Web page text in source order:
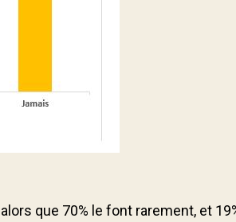
que 70% le font rarement, et